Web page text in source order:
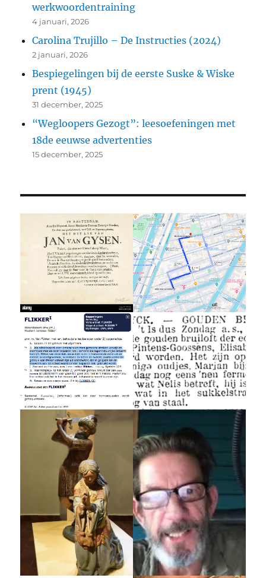
werkwoordentraining
4 januari, 2026
Carolina Trujillo – De Instructies (2024)
2 januari, 2026
Bespiegelingen bij de eerste Suske & Wiske
prent (1945)
31 december, 2025
“Wegloopers Gezogt”: leesoefeningen met
18de eeuwse advertenties
15 december, 2025